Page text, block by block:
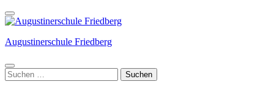
Weiter
zum
(Enter
Augustinerschule Friedberg
Suchen
nach: